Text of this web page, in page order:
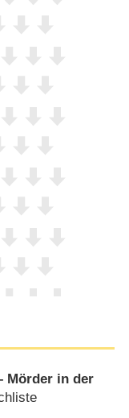
Mörder in der